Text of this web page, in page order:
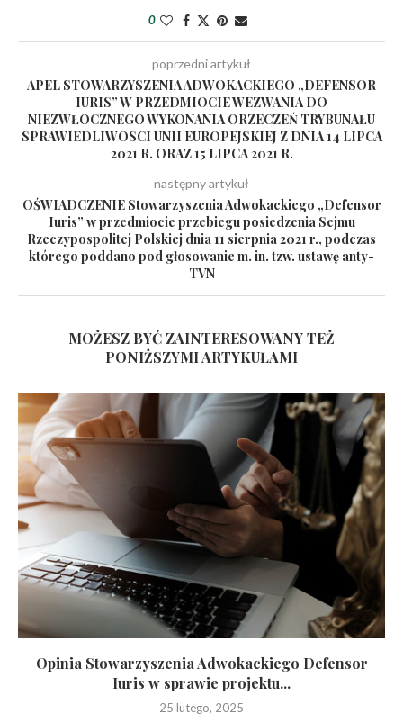
0
poprzedni artykuł
APEL STOWARZYSZENIA ADWOKACKIEGO „DEFENSOR
IURIS” W PRZEDMIOCIE WEZWANIA DO
NIEZWŁOCZNEGO WYKONANIA ORZECZEŃ TRYBUNAŁU
SPRAWIEDLIWOSCI UNII EUROPEJSKIEJ Z DNIA 14 LIPCA
2021 R. ORAZ 15 LIPCA 2021 R.
następny artykuł
OŚWIADCZENIE Stowarzyszenia Adwokackiego „Defensor
Iuris” w przedmiocie przebiegu posiedzenia Sejmu
Rzeczypospolitej Polskiej dnia 11 sierpnia 2021 r., podczas
którego poddano pod głosowanie m. in. tzw. ustawę anty-
TVN
MOŻESZ BYĆ ZAINTERESOWANY TEŻ
PONIŻSZYMI ARTYKUŁAMI
Opinia Stowarzyszenia Adwokackiego Defensor
Iuris w sprawie projektu...
25 lutego, 2025